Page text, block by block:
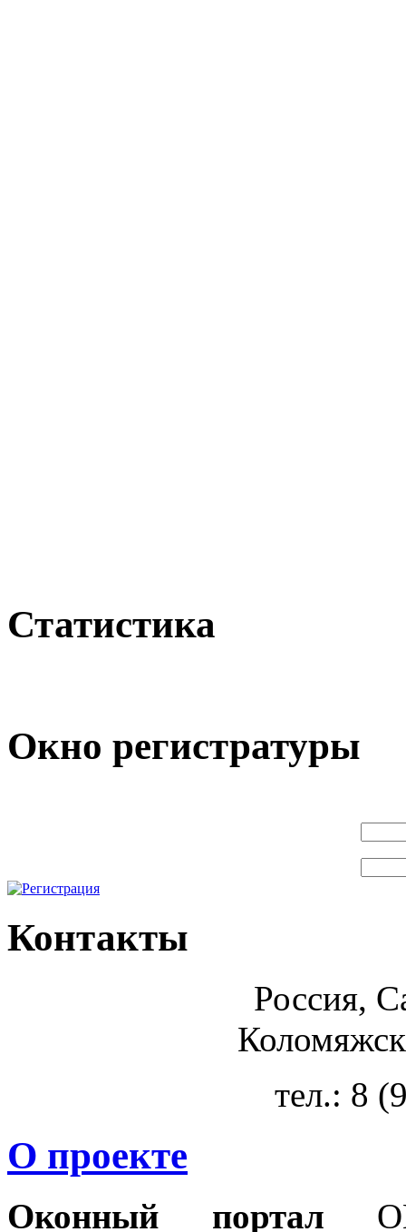
Статистика
Окно регистратуры
Контакты
Россия,
тел.: 8
О проекте
Оконный портал